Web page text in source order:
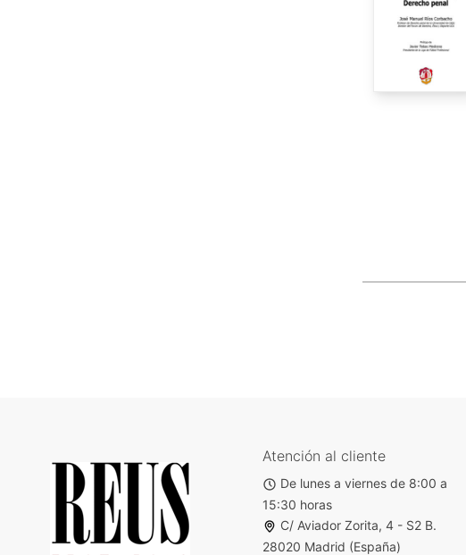
Atención al cliente
De lunes a viernes de 8:00 a
15:30 horas
C/ Aviador Zorita, 4 - S2 B.
28020 Madrid (España)